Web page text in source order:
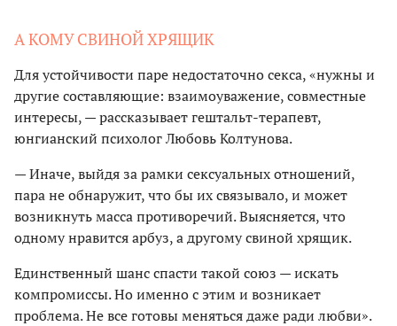
А КОМУ СВИНОЙ ХРЯЩИК
Для устойчивости паре недостаточно секса, «нужны и
другие составляющие: взаимоуважение, совместные
интересы, — рассказывает гештальт-терапевт,
юнгианский психолог Любовь Колтунова.
— Иначе, выйдя за рамки сексуальных отношений,
пара не обнаружит, что бы их связывало, и может
возникнуть масса противоречий. Выясняется, что
одному нравится арбуз, а другому свиной хрящик.
Единственный шанс спасти такой союз — искать
компромиссы. Но именно с этим и возникает
проблема. Не все готовы меняться даже ради любви».